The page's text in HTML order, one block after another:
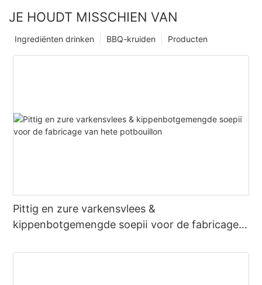
JE HOUDT MISSCHIEN VAN
Producten
BBQ-kruiden
Ingrediënten drinken
Pittig en zure varkensvlees &
kippenbotgemengde soepⅱ voor de fabricage